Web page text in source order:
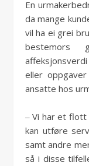
En
da mange
vil ha ei grei
eller
ansatte hos
‒ Vi har et flott
kan utføre
samt andre
så i disse